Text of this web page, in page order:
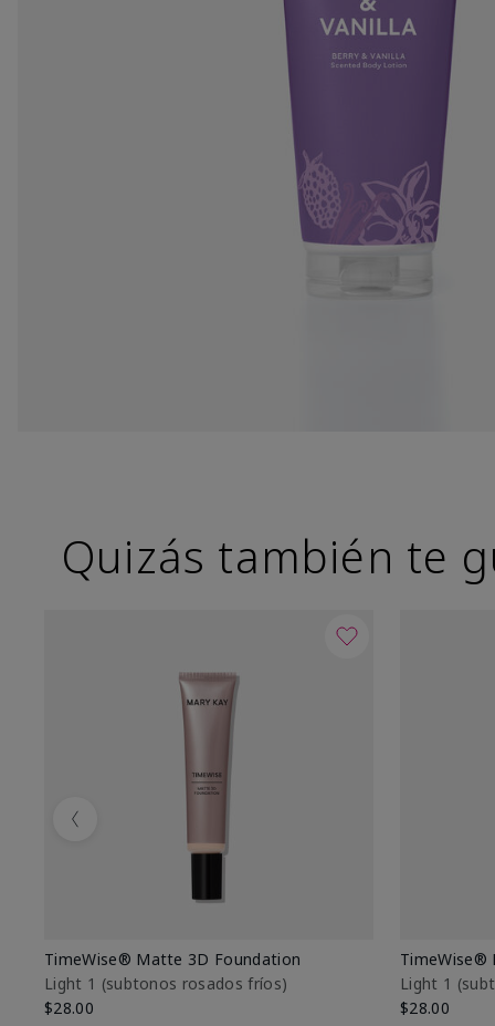
Quizás también te
TimeWise® Matte 3D Foundation
Light 1​ (subtonos rosados fríos)
$28.00
TimeWise®
Light 1​
$28.00
Previous